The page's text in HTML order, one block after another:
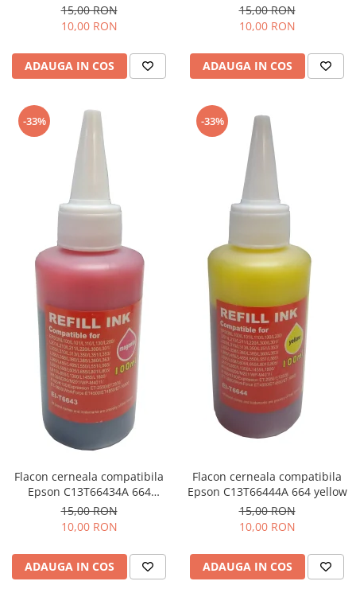
15,00 RON
10,00 RON
ADAUGA IN COS
15,00 RON
10,00 RON
ADAUGA IN COS
-33%
Flacon cerneala compatibila
Epson C13T66434A 664
magenta
15,00 RON
10,00 RON
ADAUGA IN COS
-33%
Flacon cerneala compatibila
Epson C13T66444A 664 yellow
15,00 RON
10,00 RON
ADAUGA IN COS